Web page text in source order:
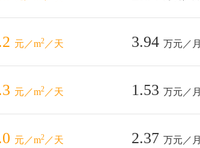
元／m2 ／天 3.94 万元／月
元／m2 ／天 1.53 万元／月
元／m2 ／天 2.37 万元／月